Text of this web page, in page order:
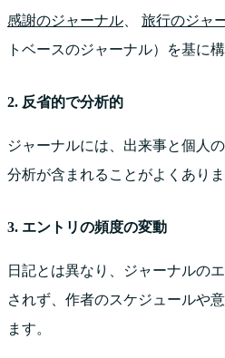
感謝のジャーナル
旅行のジャ
トベースのジャーナル）を基に
2. 反省的で分析的
ジャーナルには、出来事と個人
分析が含まれることがよくありま
3. エントリの頻度の変動
日記とは異なり、ジャーナルの
されず、作者のスケジュールや
ます。